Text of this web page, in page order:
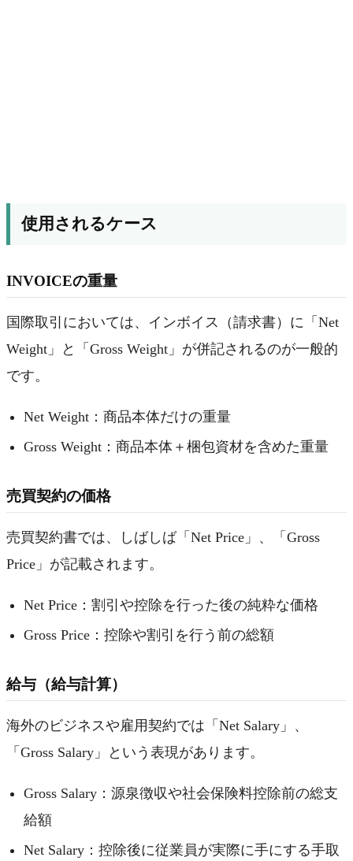
使用されるケース
INVOICEの重量
国際取引においては、インボイス（請求書）に「Net
Weight」と「Gross Weight」が併記されるのが一般的
です。
Net Weight：商品本体だけの重量
Gross Weight：商品本体＋梱包資材を含めた重量
売買契約の価格
売買契約書では、しばしば「Net Price」、「Gross
Price」が記載されます。
Net Price：割引や控除を行った後の純粋な価格
Gross Price：控除や割引を行う前の総額
給与（給与計算）
海外のビジネスや雇用契約では「Net Salary」、
「Gross Salary」という表現があります。
Gross Salary：源泉徴収や社会保険料控除前の総支
給額
Net Salary：控除後に従業員が実際に手にする手取